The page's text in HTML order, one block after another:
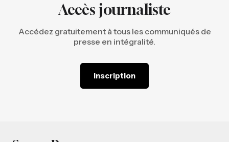
Accès journaliste
Accédez gratuitement à tous les communiqués de
presse en intégralité.
Inscription